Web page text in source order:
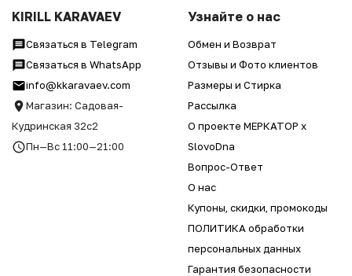
KIRILL KARAVAEV
Связаться в Telegram
Связаться в WhatsApp
info@kkaravaev.com
Магазин: Садовая-
Кудринская 32с2
Пн—Вс 11:00—21:00
Узнайте о нас
Обмен и Возврат
Отзывы и Фото клиентов
Размеры и Стирка
Рассылка
О проекте МЕРКАТОР x
SlovoDna
Вопрос-Ответ
О нас
Купоны, скидки, промокоды
ПОЛИТИКА обработки
персональных данных
Гарантия безопасности